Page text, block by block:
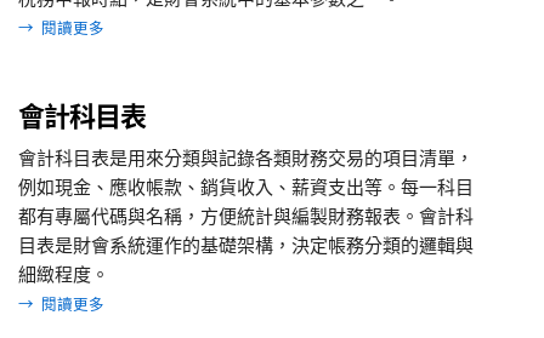
→ 閱讀更多
會計科目表
會計科目表是用來分類與記錄各類財務交易的項目清單，
例如現金、應收帳款、銷貨收入、薪資支出等。每一科目
都有專屬代碼與名稱，方便統計與編製財務報表。會計科
目表是財會系統運作的基礎架構，決定帳務分類的邏輯與
細緻程度。
→ 閱讀更多